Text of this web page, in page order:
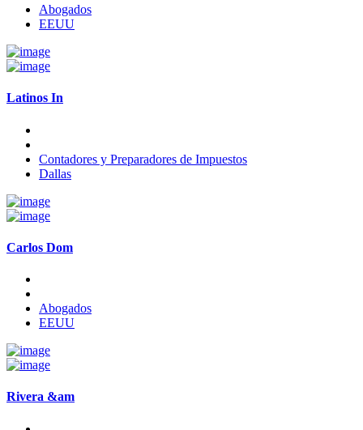
Abogados
EEUU
Latinos In
Contadores y Preparadores de Impuestos
Dallas
Carlos Dom
Abogados
EEUU
Rivera &am